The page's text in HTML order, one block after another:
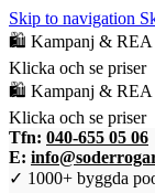
Skip to navigation
🛍️ Kampanj & REA
Klicka och se priser
🛍️ Kampanj & REA
Klicka och se priser
Tfn: 040-655 05 06
E:
✓ 1000+ byggda